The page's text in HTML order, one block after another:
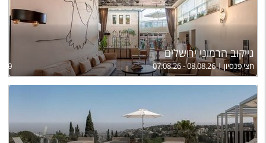
גייקוב הרמוני ירושלים
חצי פנסיון 07.08.26 - 08.08.26